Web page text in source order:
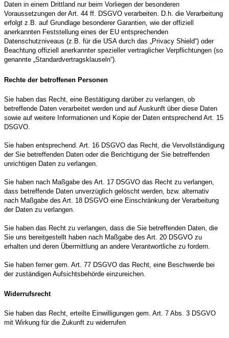
Daten in einem Drittland nur beim Vorliegen der besonderen
Voraussetzungen der Art. 44 ff. DSGVO verarbeiten. D.h. die Verarbeitung
erfolgt z.B. auf Grundlage besonderer Garantien, wie der offiziell
anerkannten Feststellung eines der EU entsprechenden
Datenschutzniveaus (z.B. für die USA durch das „Privacy Shield“) oder
Beachtung offiziell anerkannter spezieller vertraglicher Verpflichtungen (so
genannte „Standardvertragsklauseln“).
Rechte der betroffenen Personen
Sie haben das Recht, eine Bestätigung darüber zu verlangen, ob
betreffende Daten verarbeitet werden und auf Auskunft über diese Daten
sowie auf weitere Informationen und Kopie der Daten entsprechend Art. 15
DSGVO.
Sie haben entsprechend. Art. 16 DSGVO das Recht, die Vervollständigung
der Sie betreffenden Daten oder die Berichtigung der Sie betreffenden
unrichtigen Daten zu verlangen.
Sie haben nach Maßgabe des Art. 17 DSGVO das Recht zu verlangen,
dass betreffende Daten unverzüglich gelöscht werden, bzw. alternativ
nach Maßgabe des Art. 18 DSGVO eine Einschränkung der Verarbeitung
der Daten zu verlangen.
Sie haben das Recht zu verlangen, dass die Sie betreffenden Daten, die
Sie uns bereitgestellt haben nach Maßgabe des Art. 20 DSGVO zu
erhalten und deren Übermittlung an andere Verantwortliche zu fordern.
Sie haben ferner gem. Art. 77 DSGVO das Recht, eine Beschwerde bei
der zuständigen Aufsichtsbehörde einzureichen.
Widerrufsrecht
Sie haben das Recht, erteilte Einwilligungen gem. Art. 7 Abs. 3 DSGVO
mit Wirkung für die Zukunft zu widerrufen